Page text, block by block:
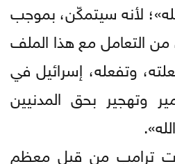
لأنه سيتمكّن، بموجب
التعامل مع هذا الملف
وتفعله، إسرائيل في
وتهجير بحق المدنيين
ترامب من قبل معظم